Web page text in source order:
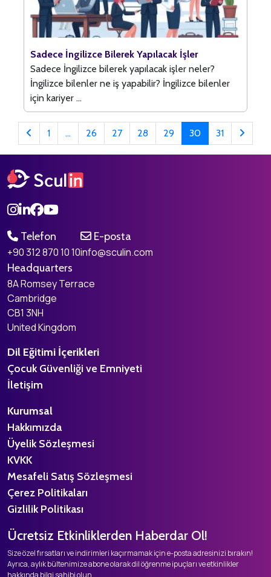
Sadece İngilizce Bilerek Yapılacak İşler
Sadece İngilizce bilerek yapılacak işler neler?
İngilizce bilenler ne iş yapabilir? İngilizce bilenler
için kariyer ...
1 ... 26 27 28 29 30 31
Telefon
+90 312 870 10 10
E-posta
info@sculin.com
Headquarters
8A Romsey Terrace
Cambridge
CB1 3NH
United Kingdom
Dil Eğitimi İçerikleri
Çocuk Güvenliği ve Emniyeti
İletişim
Kurumsal
Hakkımızda
Üyelik Sözleşmesi
KVKK
Mesafeli Satış Sözleşmesi
Çerez Politikaları
Gizlilik Politikası
Ücretsiz Etkinliklerden Haberdar Ol!
Size özel fırsatları ve indirimleri kaçırmamak için e-posta adresinizi bırakın!
Ayrıca, aylık bültenimize abone olarak dil öğrenme ipuçları ve etkinlikler